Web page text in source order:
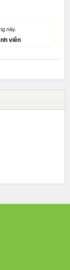
này.
viên